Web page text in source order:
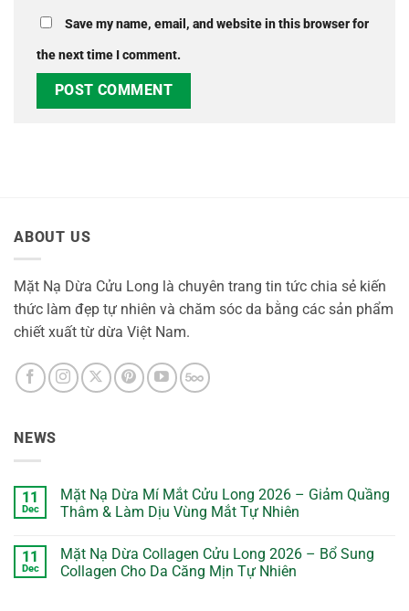
Save my name, email, and website in this browser for
the next time I comment.
ABOUT US
Mặt Nạ Dừa Cửu Long là chuyên trang tin tức chia sẻ kiến
thức làm đẹp tự nhiên và chăm sóc da bằng các sản phẩm
chiết xuất từ dừa Việt Nam.
NEWS
11
Dec
Mặt Nạ Dừa Mí Mắt Cửu Long 2026 – Giảm Quầng
Thâm & Làm Dịu Vùng Mắt Tự Nhiên
on
Mặt
Nạ
11
Dec
Mặt Nạ Dừa Collagen Cửu Long 2026 – Bổ Sung
Collagen Cho Da Căng Mịn Tự Nhiên